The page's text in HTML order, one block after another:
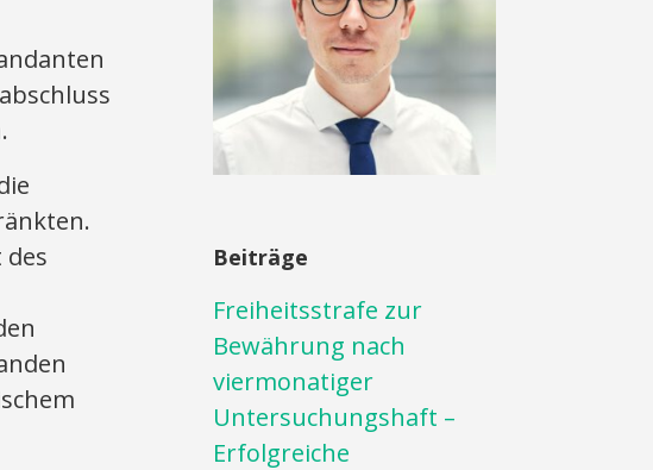
Beiträge
Freiheitsstrafe zur
Bewährung nach
viermonatiger
Untersuchungshaft –
Erfolgreiche